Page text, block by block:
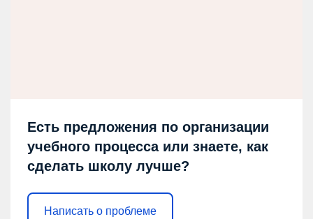
Есть предложения по организации
учебного процесса или знаете, как
сделать школу лучше?
Написать о проблеме